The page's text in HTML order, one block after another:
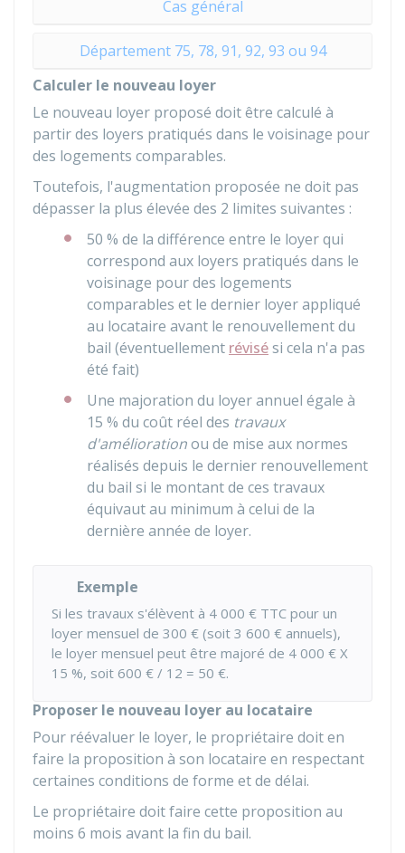
Cas général
Département 75, 78, 91, 92, 93 ou 94
Calculer le nouveau loyer
Le nouveau loyer proposé doit être calculé à
partir des loyers pratiqués dans le voisinage pour
des logements comparables.
Toutefois, l'augmentation proposée ne doit pas
dépasser la plus élevée des 2 limites suivantes :
50 % de la différence entre le loyer qui
correspond aux loyers pratiqués dans le
voisinage pour des logements
comparables et le dernier loyer appliqué
au locataire avant le renouvellement du
bail (éventuellement révisési cela n'a pas
été fait)
Une majoration du loyer annuel égale à
15 % du coût réel des travaux
d'améliorationou de mise aux normes
réalisés depuis le dernier renouvellement
du bail si le montant de ces travaux
équivaut au minimum à celui de la
dernière année de loyer.
Exemple
Si les travaux s'élèvent à 4 000 € TTC pour un
loyer mensuel de 300 € (soit 3 600 € annuels),
le loyer mensuel peut être majoré de 4 000 € X
15 %, soit 600 € / 12 = 50 €.
Proposer le nouveau loyer au locataire
Pour réévaluer le loyer, le propriétaire doit en
faire la proposition à son locataire en respectant
certaines conditions de forme et de délai.
Le propriétaire doit faire cette proposition au
moins 6 mois avant la fin du bail.